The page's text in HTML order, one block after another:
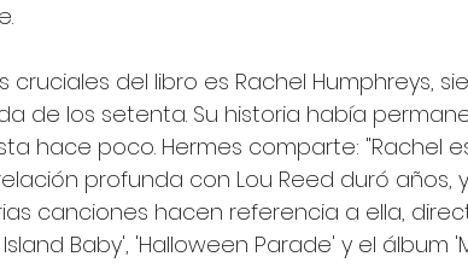
cruciales del libro es Rachel Humphreys,
de los setenta. Su historia había
hace poco. Hermes comparte: "Rachel
profunda con Lou Reed duró años,
canciones hacen referencia a ella,
Baby', 'Halloween Parade' y el álbum